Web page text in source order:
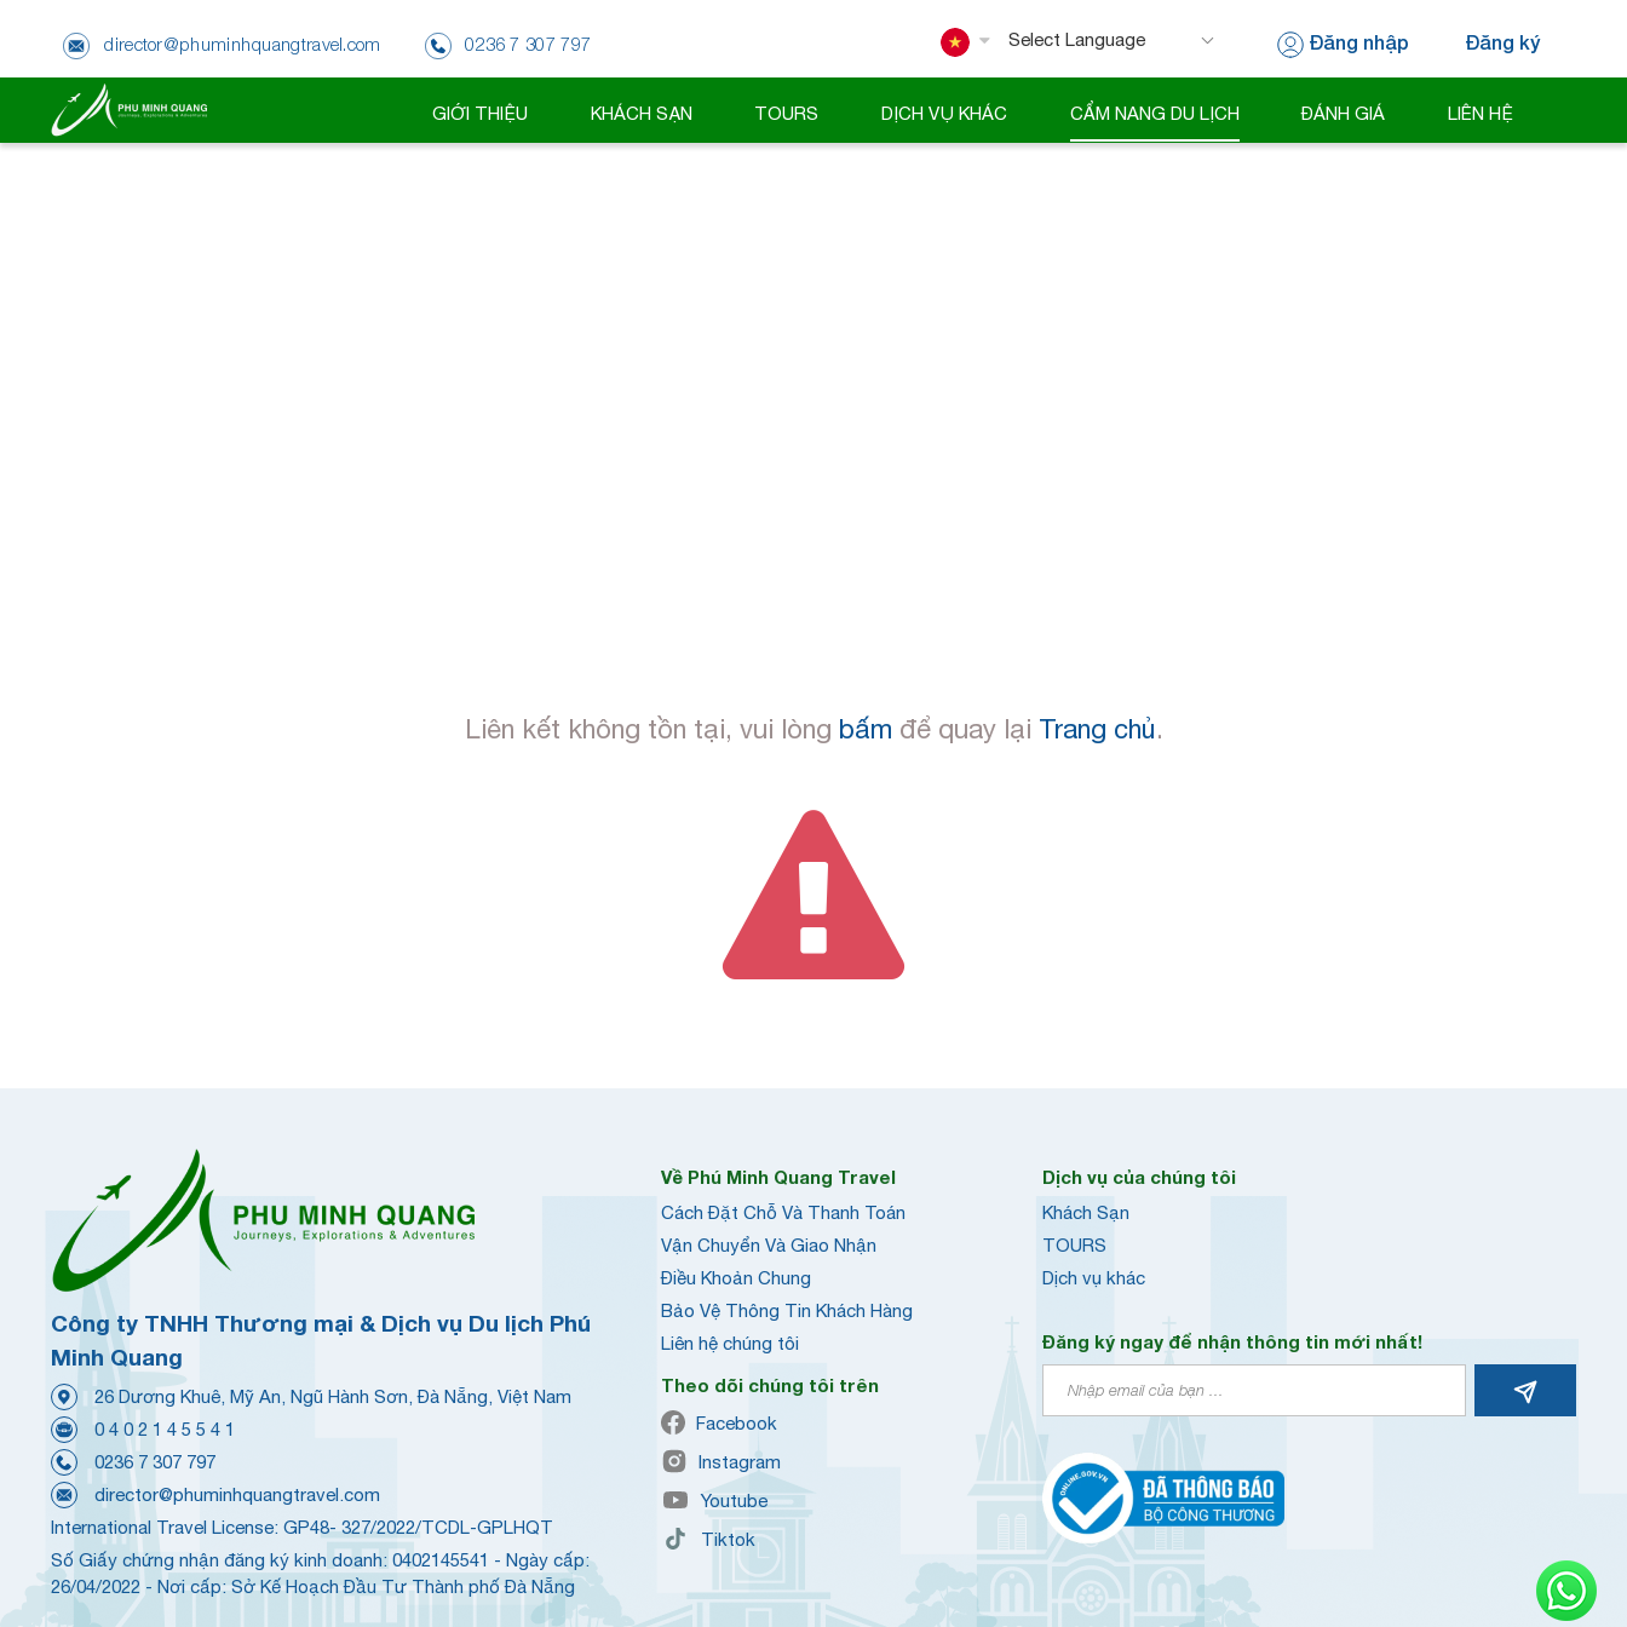
director@phuminhquangtravel.com 0236 7 307 797 Đăng nhập Đăng ký
GIỚI THIỆU KHÁCH SẠN TOURS DỊCH VỤ KHÁC CẨM NANG DU LỊCH ĐÁNH GIÁ LIÊN HỆ
Liên kết không tồn tại, vui lòng bấm để quay lại Trang chủ.
Công ty TNHH Thương mại & Dịch vụ Du lịch Phú
Minh Quang
26 Dương Khuê, Mỹ An, Ngũ Hành Sơn, Đà Nẵng, Việt Nam
0 4 0 2 1 4 5 5 4 1
0236 7 307 797
director@phuminhquangtravel.com
International Travel License: GP48- 327/2022/TCDL-GPLHQT
Số Giấy chứng nhận đăng ký kinh doanh: 0402145541 - Ngày cấp:
26/04/2022 - Nơi cấp: Sở Kế Hoạch Đầu Tư Thành phố Đà Nẵng
Về Phú Minh Quang Travel
Cách Đặt Chỗ Và Thanh Toán
Vận Chuyển Và Giao Nhận
Điều Khoản Chung
Bảo Vệ Thông Tin Khách Hàng
Liên hệ chúng tôi
Theo dõi chúng tôi trên
Facebook
Instagram
Youtube
Tiktok
Dịch vụ của chúng tôi
Khách Sạn
TOURS
Dịch vụ khác
Đăng ký ngay để nhận thông tin mới nhất!